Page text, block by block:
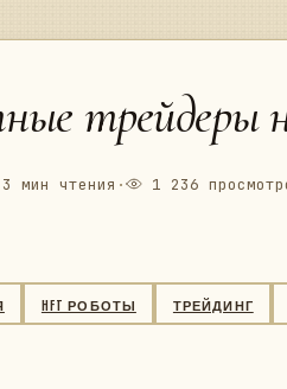
трейдеры
3 мин чтения · 1 236
HFT РОБОТЫ ТРЕЙДИНГ